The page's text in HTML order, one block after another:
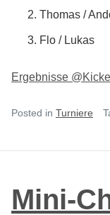
Thomas /
Flo / Lukas
Ergebnisse
Posted in Turniere
Mini-